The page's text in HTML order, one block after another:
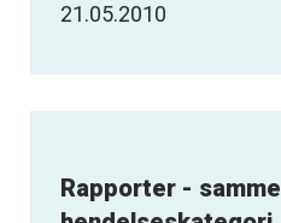
21.05.2010
Rapporter - samme